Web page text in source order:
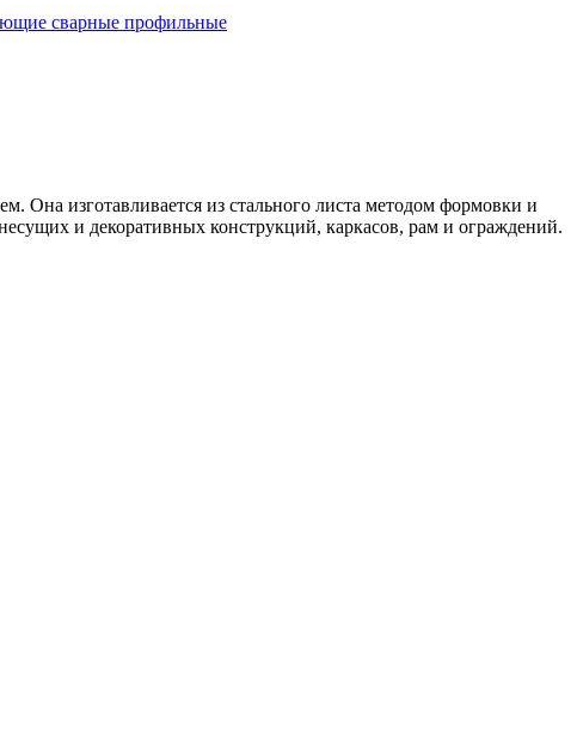
сварные профильные
Она изготавливается из стального листа методом формовки и
и декоративных конструкций, каркасов, рам и ограждений.